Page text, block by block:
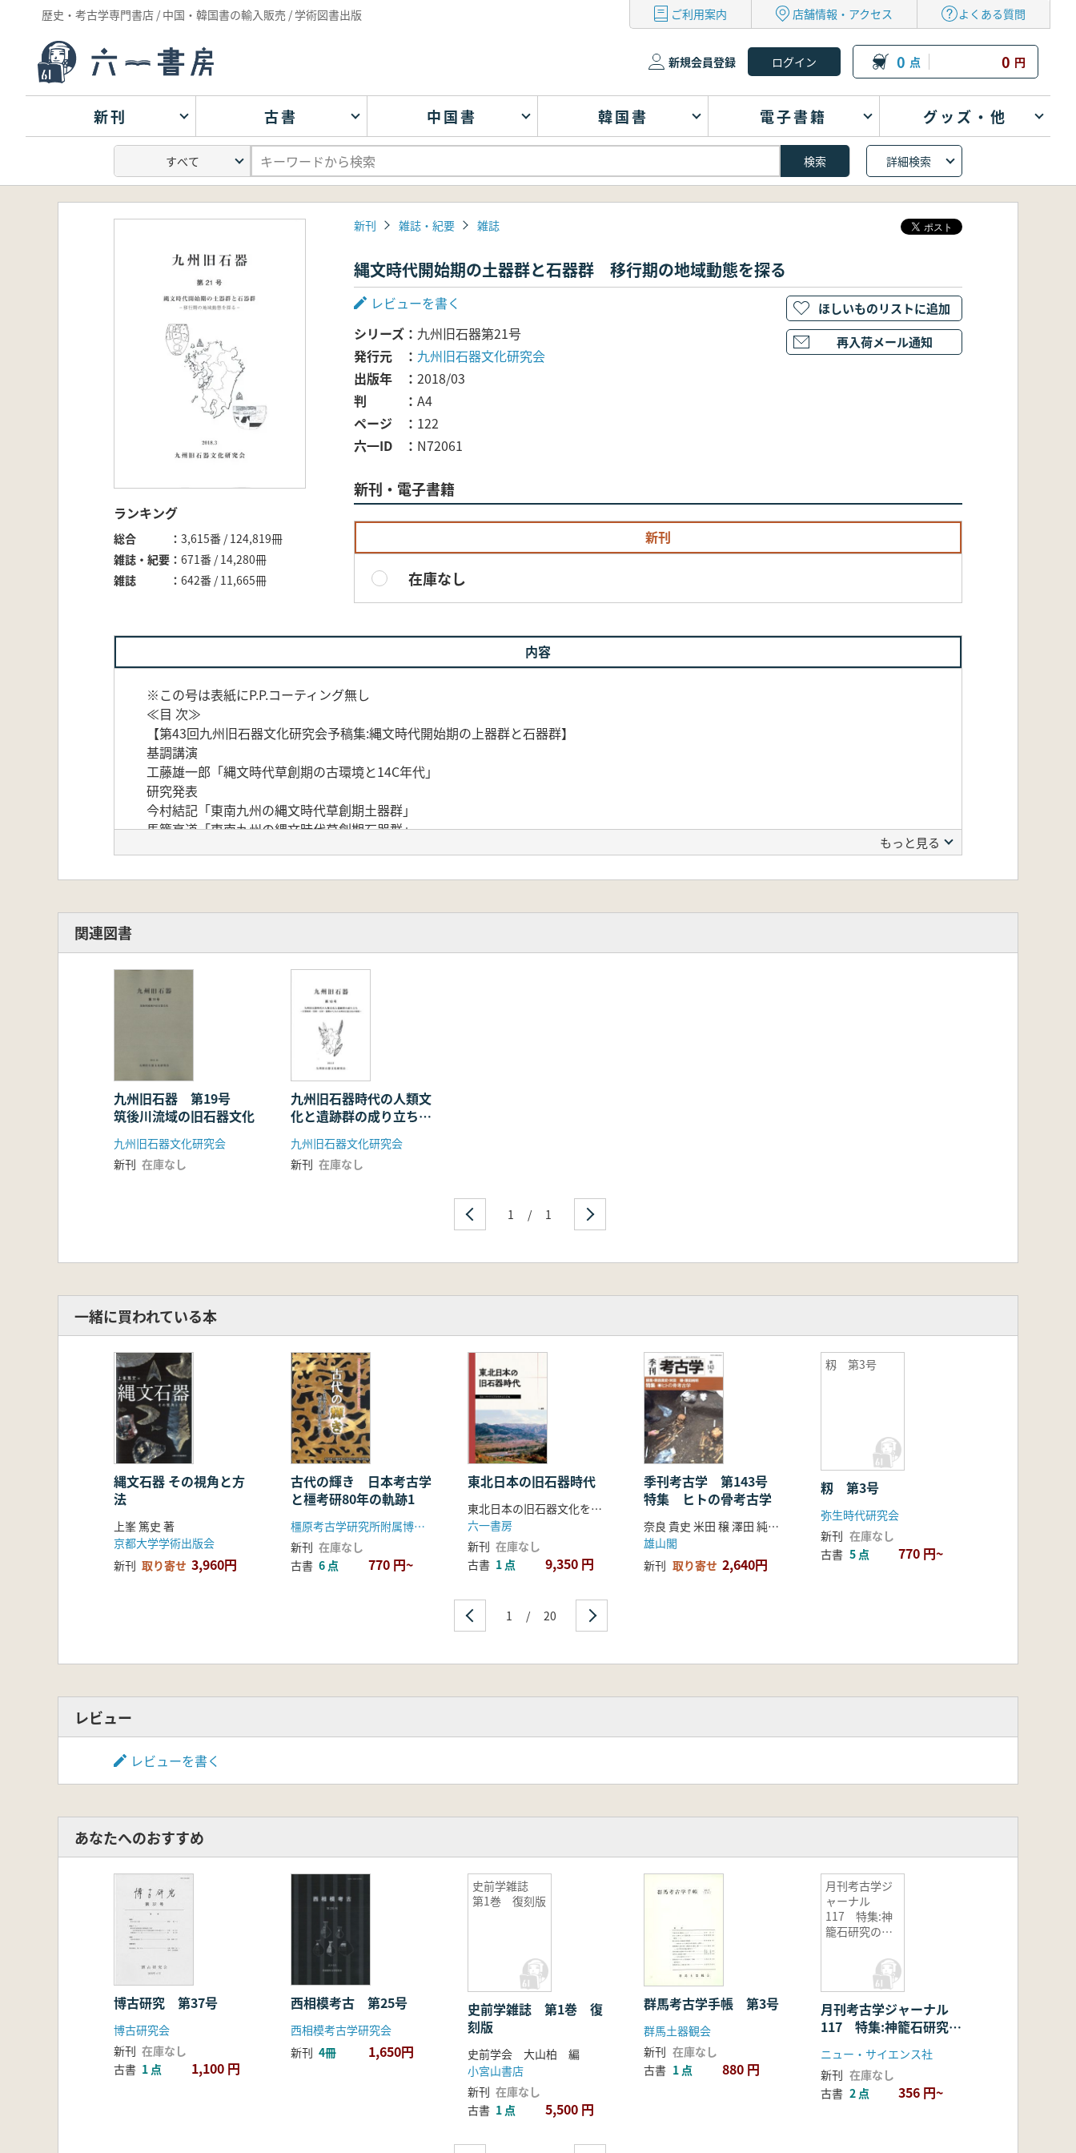
歴史・考古学専門書店 / 中国・韓国書の輸入販売 / 学術図書出版 ご利用案内 店舗情報・アクセス よくある質問
新規会員登録 0 点 0 円
新刊 古書 中国書 韓国書 電子書籍 グッズ・他
詳細検索
ランキング
総合
3,615番 / 124,819冊
雑誌・紀要
671番 / 14,280冊
雑誌
642番 / 11,665冊
新刊 雑誌・紀要 雑誌
縄文時代開始期の土器群と石器群 移行期の地域動態を探る
レビューを書く
シリーズ
九州旧石器第21号
発行元
九州旧石器文化研究会
出版年
2018/03
判
A4
ページ
122
六一ID
N72061
新刊・電子書籍
新刊
在庫なし
ほしいものリストに追加
再入荷メール通知
内容
※この号は表紙にP.P.コーティング無し
≪目 次≫
【第43回九州旧石器文化研究会予稿集:縄文時代開始期の上器群と石器群】
基調講演
工藤雄一郎「縄文時代草創期の古環境と14C年代」
研究発表
今村結記「東南九州の縄文時代草創期土器群」
馬籠亮道「東南九州の縄文時代草創期石器群」
討論
及川穣・川道寛・隅田祥光・稲田陽介・栗野翔太「長崎県壱岐島黒曜石原産地の踏査」
【動向:九州・沖縄各県の調査・研究】
越知睦和「佐賀県の動向」
辻田直人「長崎県の動向」
岩谷史記「熊本県の動向」
沖野 誠「大分県の動向」
秋成雅博「宮崎県の動向」
真邉 彩「鹿児島県の動向」
山崎真治「沖縄県の動向」
もっと見る
関連図書
九州旧石器 第19号
筑後川流域の旧石器文化
九州旧石器文化研究会
新刊 在庫なし
九州旧石器時代の人類文
化と遺跡群の成り立ち
石器組成・技術・石材・
遺構からみた九州旧石器
文化の特質
九州旧石器文化研究会
新刊 在庫なし
1 / 1
一緒に買われている本
縄文石器 その視角と方
法
上峯 篤史 著
京都大学学術出版会
新刊 取り寄せ 3,960円
古代の輝き 日本考古学
と橿考研80年の軌跡1
橿原考古学研究所附属博物館
新刊 在庫なし
古書 6 点 770 円~
東北日本の旧石器時代
東北日本の旧石器文化を語る会 編
六一書房
新刊 在庫なし
古書 1 点 9,350 円
季刊考古学 第143号
特集 ヒトの骨考古学
奈良 貴史 米田 穣 澤田 純明 編
雄山閣
新刊 取り寄せ 2,640円
籾 第3号
籾 第3号
弥生時代研究会
新刊 在庫なし
古書 5 点 770 円~
1 / 20
レビュー
レビューを書く
あなたへのおすすめ
博古研究 第37号
博古研究会
新刊 在庫なし
古書 1 点 1,100 円
西相模考古 第25号
西相模考古学研究会
新刊 4冊 1,650円
史前学雑誌
第1巻 復刻版
史前学雑誌 第1巻 復
刻版
史前学会 大山柏 編
小宮山書店
新刊 在庫なし
古書 1 点 5,500 円
群馬考古学手帳 第3号
群馬土器観会
新刊 在庫なし
古書 1 点 880 円
月刊考古学ジ
ャーナル
117 特集:神
籠石研究の現
月刊考古学ジャーナル
117 特集:神籠石研究の
ニュー・サイエンス社
新刊 在庫なし
古書 2 点 356 円~